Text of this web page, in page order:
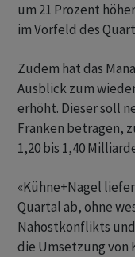
um 21 Prozent
im Vorfeld des
Zudem hat das
Ausblick zum
erhöht. Dieser soll
Franken betragen,
1,20 bis 1,40
«Kühne+Nagel
Quartal ab, ohne
Nahostkonflikts
die Umsetzung von